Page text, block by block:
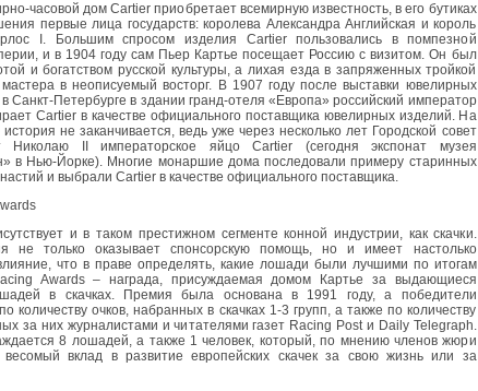
часовой дом Cartier приобретает всемирную известность, в его бутиках
первые лица государств: королева Александра Английская и король
I. Большим спросом изделия Cartier пользовались в помпезной
и в 1904 году сам Пьер Картье посещает Россию с визитом. Он был
и богатством русской культуры, а лихая езда в запряженных тройкой
в неописуемый восторг. В 1907 году после выставки ювелирных
Санкт-Петербурге в здании гранд-отеля «Европа» российский император
Cartier в качестве официального поставщика ювелирных изделий. На
не заканчивается, ведь уже через несколько лет Городской совет
Николаю II императорское яйцо Cartier (сегодня экспонат музея
в Нью-Йорке). Многие монаршие дома последовали примеру старинных
и выбрали Cartier в качестве официального поставщика.
и в таком престижном сегменте конной индустрии, как скачки.
не только оказывает спонсорскую помощь, но и имеет настолько
что в праве определять, какие лошади были лучшими по итогам
Awards – награда, присуждаемая домом Картье за выдающиеся
в скачках. Премия была основана в 1991 году, а победители
количеству очков, набранных в скачках 1-3 групп, а также по количеству
за них журналистами и читателями газет Racing Post и Daily Telegraph.
8 лошадей, а также 1 человек, который, по мнению членов жюри
весомый вклад в развитие европейских скачек за свою жизнь или за